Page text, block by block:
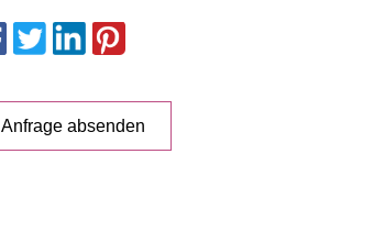
Anfrage absenden